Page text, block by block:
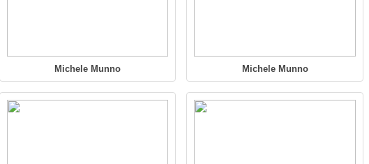
Michele Munno Michele Munno